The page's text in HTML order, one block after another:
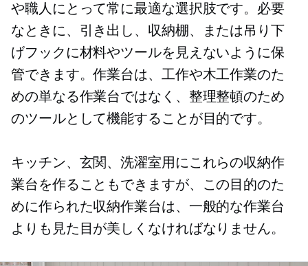
や職人にとって常に最適な選択肢です。必要
なときに、引き出し、収納棚、または吊り下
げフックに材料やツールを見えないように保
管できます。作業台は、工作や木工作業のた
めの単なる作業台ではなく、整理整頓のため
のツールとして機能することが目的です。
キッチン、玄関、洗濯室用にこれらの収納作
業台を作ることもできますが、この目的のた
めに作られた収納作業台は、一般的な作業台
よりも見た目が美しくなければなりません。